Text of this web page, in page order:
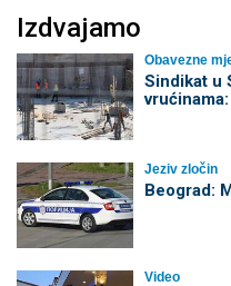
Izdvajamo
Obavezne
Sindikat u
Jeziv zločin
Beograd:
Video